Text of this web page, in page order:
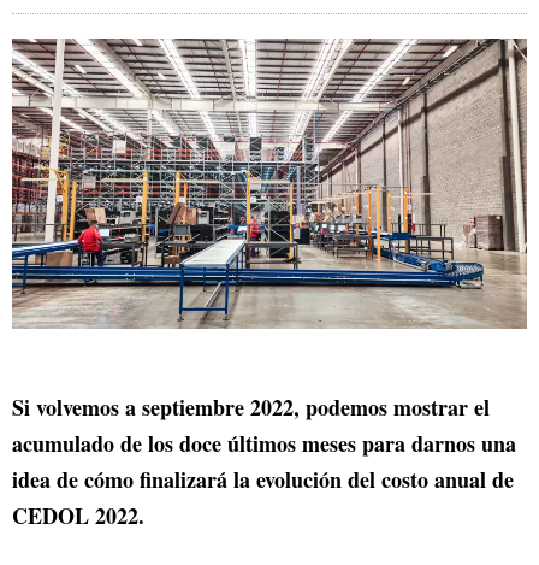
Si volvemos a septiembre 2022, podemos mostrar el
acumulado de los doce últimos meses para darnos una
idea de cómo finalizará la evolución del costo anual de
CEDOL 2022.